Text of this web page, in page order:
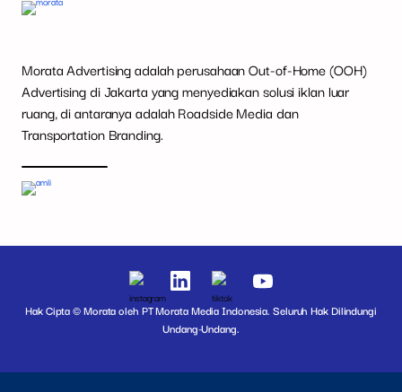
Morata Advertising adalah perusahaan Out-of-Home (OOH)
Advertising di Jakarta yang menyediakan solusi iklan luar
ruang, di antaranya adalah Roadside Media dan
Transportation Branding.
Hak Cipta © Morata oleh PT Morata Media Indonesia. Seluruh Hak Dilindungi
Undang-Undang.